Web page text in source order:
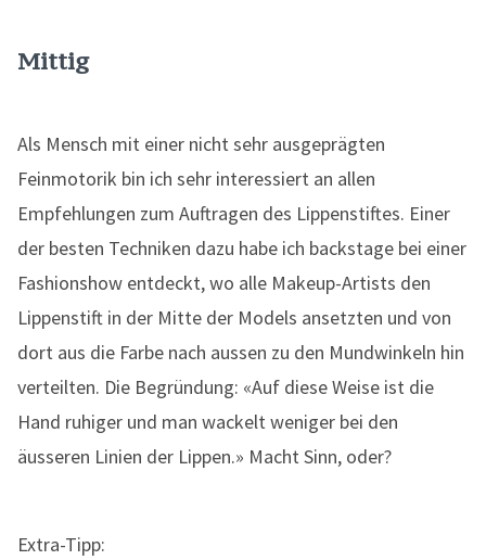
Mittig
Als Mensch mit einer nicht sehr ausgeprägten
Feinmotorik bin ich sehr interessiert an allen
Empfehlungen zum Auftragen des Lippenstiftes. Einer
der besten Techniken dazu habe ich backstage bei einer
Fashionshow entdeckt, wo alle Makeup-Artists den
Lippenstift in der Mitte der Models ansetzten und von
dort aus die Farbe nach aussen zu den Mundwinkeln hin
verteilten. Die Begründung: «Auf diese Weise ist die
Hand ruhiger und man wackelt weniger bei den
äusseren Linien der Lippen.» Macht Sinn, oder?
Extra-Tipp: